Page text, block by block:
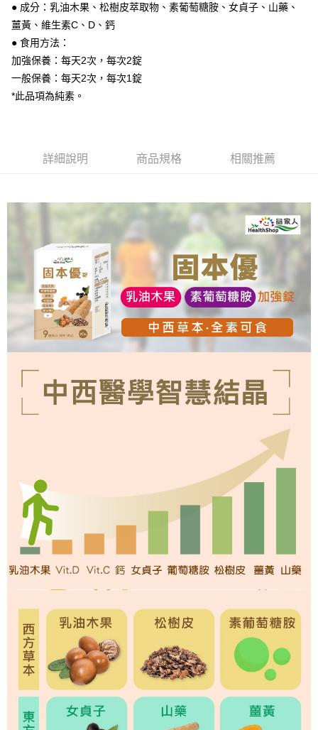
國泰世華商業銀行
兆豐國際商業銀行
臺灣中小企業銀行
匯豐（台灣）商業銀行
聯邦商業銀行
元大商業銀行
玉山商業銀行
台新國際商業銀行
Apple Pay
街口支付
Google Pay
全家取貨付款
萊爾富取貨付款
每筆NT$350，滿NT$9,999(含以上)免運費
7-11取貨付款
每筆NT$60，滿NT$600(含以上)免運費
每筆NT$100，滿NT$1,000(含以上)免運費
● 成分：乳油木果、松樹皮萃取物、素葡萄糖胺、女貞子、山藥、
薑黃、維生素C、D、鈣
● 食用方法：
加強保養：每天2次，每次2錠
一般保養：每天2次，每次1錠
*此品項為純素。
詳細說明 商品規格 相關推薦